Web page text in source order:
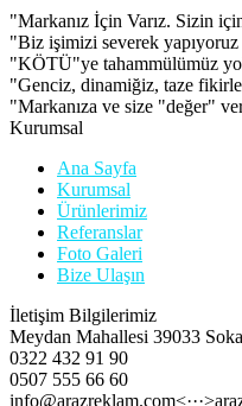
"Markanız İçin Varız. Sizin
"Biz işimizi severek
"KÖTÜ"ye tahammülümüz
"Genciz, dinamiğiz, taze
"Markanıza ve size "değer"
Kurumsal
Ana Sayfa
Kurumsal
Ürünlerimiz
Referanslar
Foto Galeri
Bize Ulaşın
İletişim Bilgilerimiz
Meydan Mahallesi 39033
0322 432 91 90
0507 555 66 60